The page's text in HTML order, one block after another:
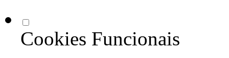
Cookies Funcionais